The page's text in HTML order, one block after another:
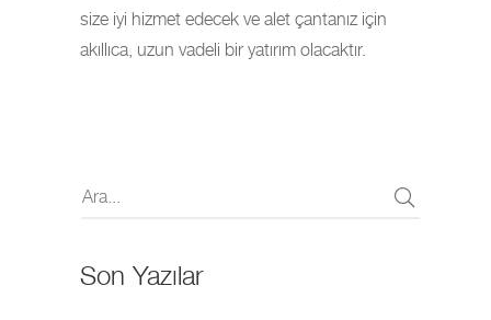
size iyi hizmet edecek ve alet çantanız için
akıllıca, uzun vadeli bir yatırım olacaktır.
Son Yazılar